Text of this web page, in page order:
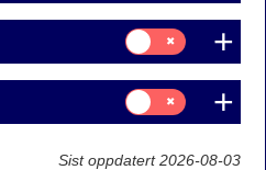
Samtykke
til:
Statistikk
Samtykke
til:
Markedsføring
Sist oppdatert 2026-08-03